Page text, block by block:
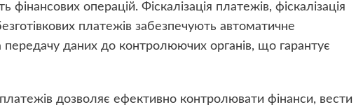
фінансових операцій. Фіскалізація платежів, фіскалізація
платежів забезпечують автоматичне
даних до контролюючих органів, що гарантує
дозволяє ефективно контролювати фінанси, вести